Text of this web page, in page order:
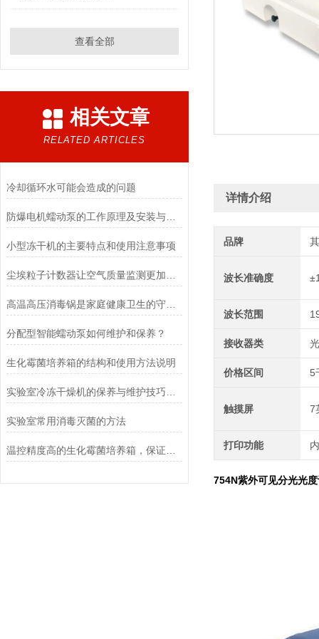
查看全部
相关文章
RELATED ARTICLES
冷却循环水可能会造成的问题
防爆电机蠕动泵的工作原理及安装与配管
小型冻干机的主要特点和使用注意事项
分配型智能蠕动泵如何维护和保养？
生化霉菌培养箱的结构和使用方法说明
实验室常用消毒灭菌的方法
详情介绍
品牌
波长准确度
波长范围
接收器类
价格区间 5
触摸屏 7
打印功能
754N紫外可见分光光